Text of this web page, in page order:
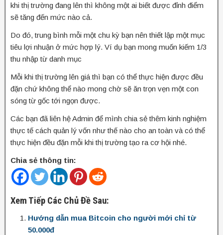
khi thị trường đang lên thì không một ai biết được đỉnh điểm
sẽ tăng đến mức nào cả.
Do đó, trung bình mỗi một chu kỳ bạn nên thiết lập một mục
tiêu lợi nhuận ở mức hợp lý. Ví dụ bạn mong muốn kiếm 1/3
thu nhập từ danh mục
Mỗi khi thị trường lên giá thì bạn có thể thực hiện được đều
đặn chứ không thể nào mong chờ sẽ ăn trọn vẹn một con
sóng từ gốc tới ngọn được.
Các bạn đã liên hệ Admin để mình chia sẻ thêm kinh nghiệm
thực tế cách quản lý vốn như thế nào cho an toàn và có thể
thực hiện đều đặn mỗi khi thị trường tạo ra cơ hội nhé.
Chia sẻ thông tin:
Xem Tiếp Các Chủ Đề Sau:
Hướng dẫn mua Bitcoin cho người mới chỉ từ
50.000đ